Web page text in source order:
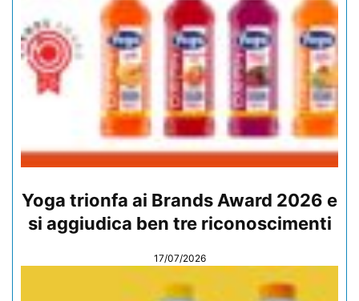
Yoga trionfa ai Brands Award 2026 e
si aggiudica ben tre riconoscimenti
17/07/2026